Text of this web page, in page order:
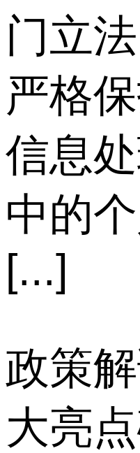
门立
严格
信息
中的
[...]
政策
大亮